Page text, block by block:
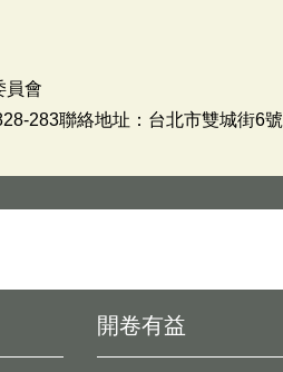
員會
283聯絡地址：台北市雙城街6號
開卷有益